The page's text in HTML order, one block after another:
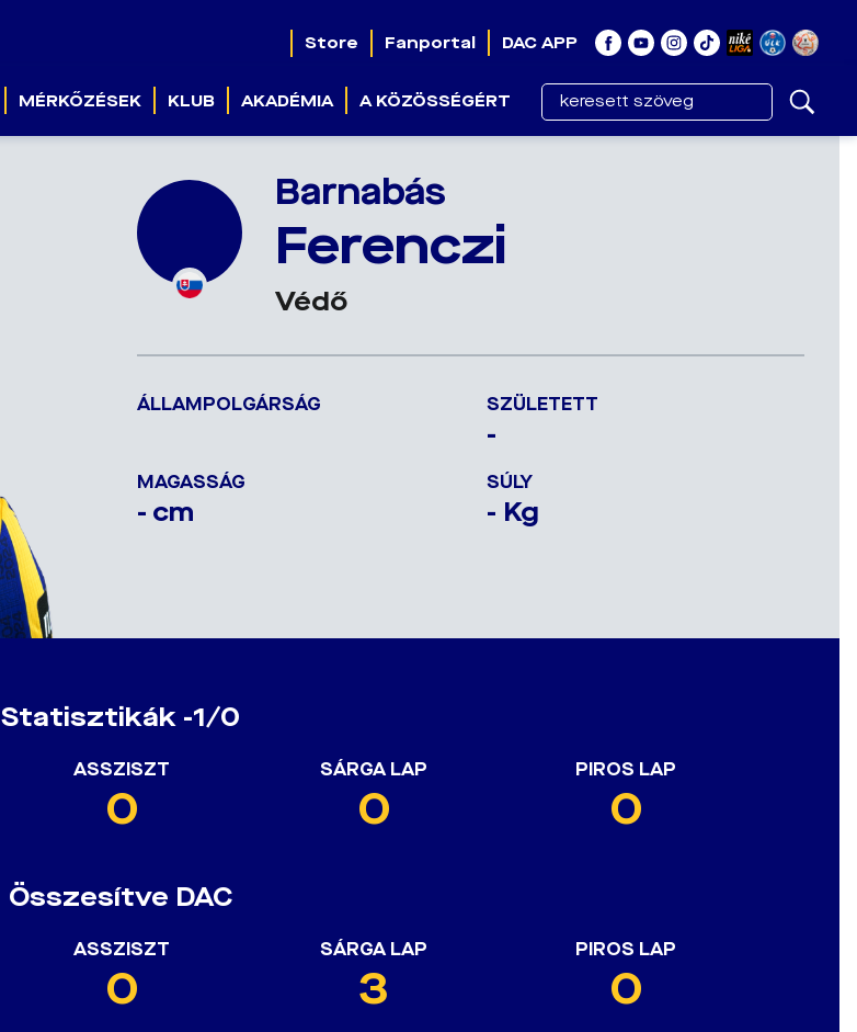
Store Fanportal DAC APP
MÉRKŐZÉSEK KLUB AKADÉMIA A KÖZÖSSÉGÉRT
Barnabás
Ferenczi
Védő
ÁLLAMPOLGÁRSÁG SZÜLETETT
-
MAGASSÁG
- cm
SÚLY
- Kg
Statisztikák -1/0
ASSZISZT
0
SÁRGA LAP
0
PIROS LAP
0
Összesítve DAC
ASSZISZT
0
SÁRGA LAP
3
PIROS LAP
0